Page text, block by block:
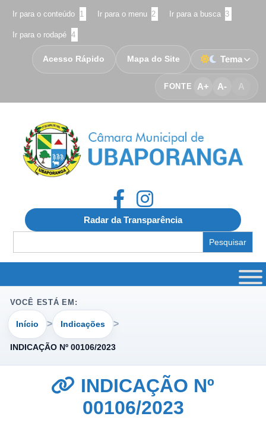
Ir para o conteúdo 1 Ir para o menu 2 Ir para a busca 3
Ir para o rodapé 4
FONTE A+ A- A
Acesso Rápido Mapa do Site Tema
Radar da Transparência
for:
VOCÊ ESTÁ EM:
Início Indicações
INDICAÇÃO Nº 00106/2023
INDICAÇÃO Nº
00106/2023